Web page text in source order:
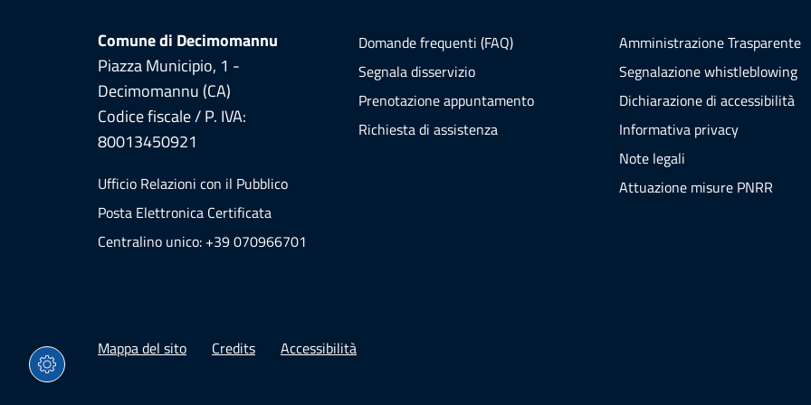
Comune di Decimomannu
Piazza Municipio, 1 -
Decimomannu (CA)
Codice fiscale / P. IVA:
80013450921
Ufficio Relazioni con il Pubblico
Posta Elettronica Certificata
Centralino unico: +39 070966701
Domande frequenti (FAQ)
Segnala disservizio
Prenotazione appuntamento
Richiesta di assistenza
Amministrazione Trasparente
Segnalazione whistleblowing
Dichiarazione di accessibilità
Informativa privacy
Note legali
Attuazione misure PNRR
Mappa del sito Credits Accessibilità